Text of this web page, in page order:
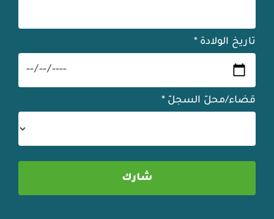
تاريخ الولادة *
قضاء/محلّ السجلّ *